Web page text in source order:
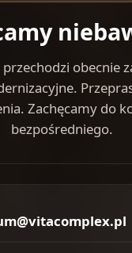
obecnie
Zachęcamy do
bezpośredniego.